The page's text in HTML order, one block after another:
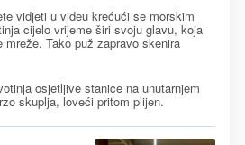
vidjeti u videu krećući se morskim
cijelo vrijeme širi svoju glavu, koja
mreže. Tako puž zapravo skenira
osjetljive stanice na unutarnjem
skuplja, loveći pritom plijen.